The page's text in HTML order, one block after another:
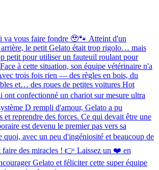
va vous faire fondre 🥹🐾 Atteint d'un
arrière, le petit Gelato était trop rigolo… mais
petit pour utiliser un fauteuil roulant pour
à cette situation, son équipe vétérinaire n'a
trois fois rien — des règles en bois, du
et… des roues de petites voitures Hot
confectionné un chariot sur mesure ultra
D rempli d'amour, Gelato a pu
et reprendre des forces. Ce qui devait être une
est devenu le premier pas vers sa
avec un peu d'ingéniosité et beaucoup de
faire des miracles ! 👉 Laissez un ❤️ en
Gelato et féliciter cette super équipe